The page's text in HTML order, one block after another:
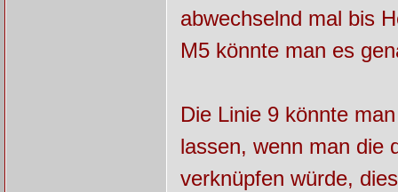
abwechselnd mal bis
M5 könnte man es
Die Linie 9 könnte
lassen, wenn man die
verknüpfen würde,